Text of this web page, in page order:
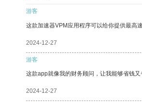
游客
这款加速器VPM应用程序可以给你提供最高
2024-12-27
游客
这款app就像我的财务顾问，让我能够省钱又
2024-12-27